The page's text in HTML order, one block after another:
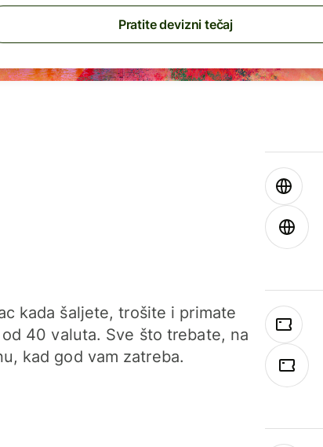
Pratite devizni tečaj
kada šaljete, trošite i primate
40 valuta. Sve što trebate, na
kad god vam zatreba.